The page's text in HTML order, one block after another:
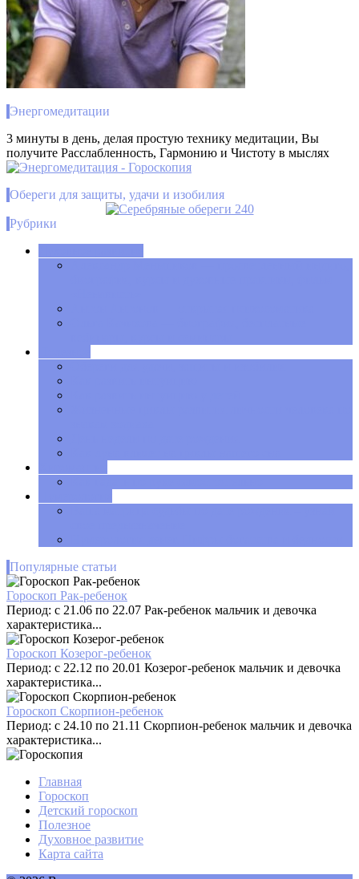
Энергомедитации
3 минуты в день, делая простую технику медитации, Вы
получите Расслабленность, Гармонию и Чистоту в мыслях
Обереги для защиты, удачи и изобилия
Рубрики
Популярные статьи
Гороскоп Рак-ребенок
Период: с 21.06 по 22.07 Рак-ребенок мальчик и девочка
характеристика...
Гороскоп Козерог-ребенок
Период: с 22.12 по 20.01 Козерог-ребенок мальчик и девочка
характеристика...
Гороскоп Скорпион-ребенок
Период: с 24.10 по 21.11 Скорпион-ребенок мальчик и девочка
характеристика...
Главная
Гороскоп
Детский гороскоп
Полезное
Духовное развитие
Карта сайта